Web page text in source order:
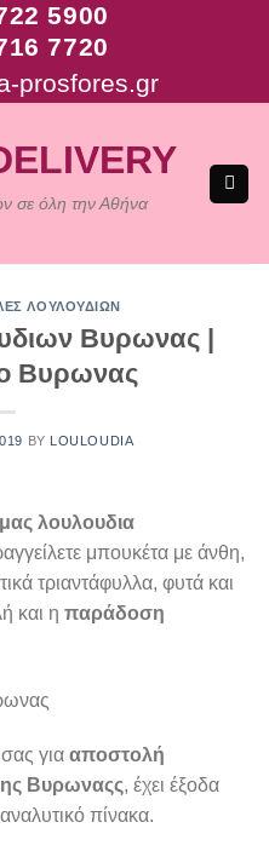
5900
7720
prosfores.gr
σε όλη την Αθήνα
ΛΟΥΛΟΥΔΙΏΝ
Βυρωνας |
Βυρωνας
BY LOULOUDIA
λουλουδια
μπουκέτα με άνθη,
τριαντάφυλλα, φυτά και
και η παράδοση
για αποστολή
Βυρωναςς, έχει έξοδα
πίνακα.